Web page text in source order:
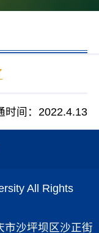
时间： 2022.4.13
All Rights
市沙坪坝区沙正街